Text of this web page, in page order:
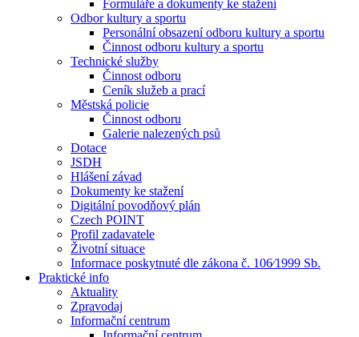
Formuláře a dokumenty ke stažení
Odbor kultury a sportu
Personální obsazení odboru kultury a sportu
Činnost odboru kultury a sportu
Technické služby
Činnost odboru
Ceník služeb a prací
Městská policie
Činnost odboru
Galerie nalezených psů
Dotace
JSDH
Hlášení závad
Dokumenty ke stažení
Digitální povodňový plán
Czech POINT
Profil zadavatele
Životní situace
Informace poskytnuté dle zákona č. 106⁄1999 Sb.
Praktické info
Aktuality
Zpravodaj
Informační centrum